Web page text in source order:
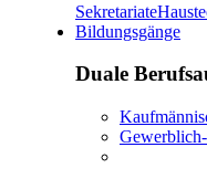
Sekretariate
Bildungsgänge
Duale